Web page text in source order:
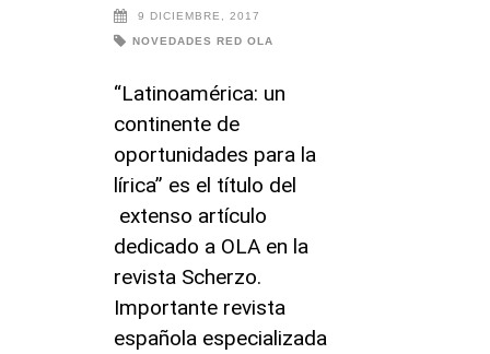
9 DICIEMBRE, 2017
NOVEDADES RED OLA
“Latinoamérica: un
continente de
oportunidades para la
lírica” es el título del
extenso artículo
dedicado a OLA en la
revista Scherzo.
Importante revista
española especializada